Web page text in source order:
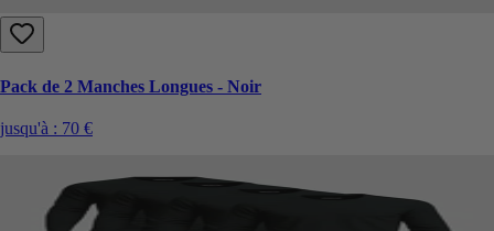
Pack de 2 Manches Longues - Noir
jusqu'à : 70 €